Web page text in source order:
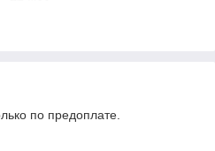
по предоплате.